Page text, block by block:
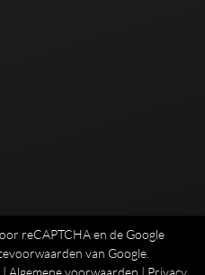
reCAPTCHA en de Google
van Google.